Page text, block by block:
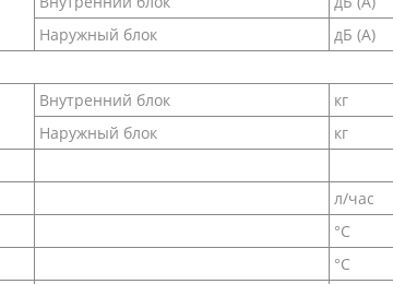
Наружный блок
дБ (A)
Внутренний блок кг
Наружный блок
кг
л/час
°C
°C